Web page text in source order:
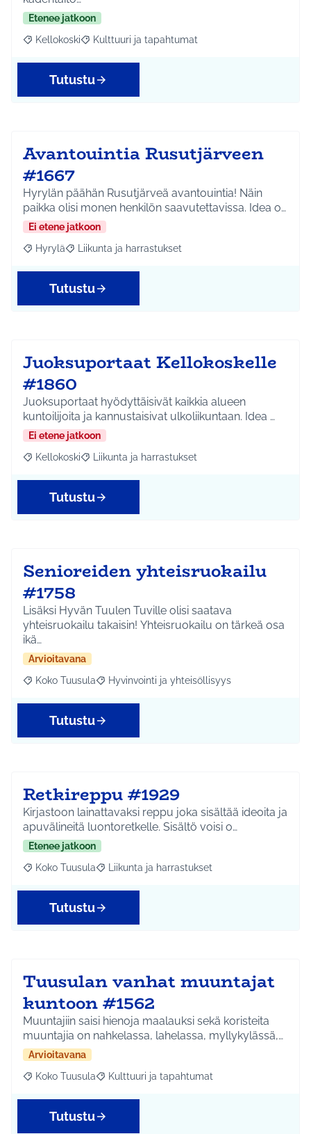
Etenee jatkoon
Rajaa tulokset aihepiirin mukaan: Kellokoski
Kellokoski Rajaa tulokset teeman mukaan: Kulttuuri ja
Kulttuuri ja tapahtumat
Tutustu
Avantouintia Rusutjärveen
#1667
Hyrylän päähän Rusutjärveä avantouintia! Näin
paikka olisi monen henkilön saavutettavissa. Idea o…
Ei etene jatkoon
Rajaa tulokset aihepiirin mukaan: Hyrylä
Hyrylä Rajaa tulokset teeman mukaan: Liikunta ja
Liikunta ja harrastukset
Tutustu
Juoksuportaat Kellokoskelle
#1860
Juoksuportaat hyödyttäisivät kaikkia alueen
kuntoilijoita ja kannustaisivat ulkoliikuntaan. Idea …
Ei etene jatkoon
Rajaa tulokset aihepiirin mukaan: Kellokoski
Kellokoski Rajaa tulokset teeman mukaan: Liikunta ja
Liikunta ja harrastukset
Tutustu
Senioreiden yhteisruokailu
#1758
Lisäksi Hyvän Tuulen Tuville olisi saatava
yhteisruokailu takaisin! Yhteisruokailu on tärkeä osa
ikä…
Arvioitavana
Rajaa tulokset aihepiirin mukaan: Koko Tuusula
Koko Tuusula Rajaa tulokset teeman mukaan: Hyvinvointi ja
Hyvinvointi ja yhteisöllisyys
Tutustu
Retkireppu #1929
Kirjastoon lainattavaksi reppu joka sisältää ideoita ja
apuvälineitä luontoretkelle. Sisältö voisi o…
Etenee jatkoon
Rajaa tulokset aihepiirin mukaan: Koko Tuusula
Koko Tuusula Rajaa tulokset teeman mukaan: Liikunta ja
Liikunta ja harrastukset
Tutustu
Tuusulan vanhat muuntajat
kuntoon #1562
Muuntajiin saisi hienoja maalauksi sekä koristeita
muuntajia on nahkelassa, lahelassa, myllykylässä,…
Arvioitavana
Rajaa tulokset aihepiirin mukaan: Koko Tuusula
Koko Tuusula Rajaa tulokset teeman mukaan: Kulttuuri ja
Kulttuuri ja tapahtumat
Tutustu